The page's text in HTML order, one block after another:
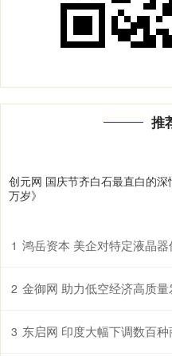
推
创元网 国庆节齐白石最直白的深
万岁》
1 鸿岳资本 美企对特定液晶器件、组件及其
2 金御网 助力低空经济高质量发
3 东启网 印度大幅下调数百种